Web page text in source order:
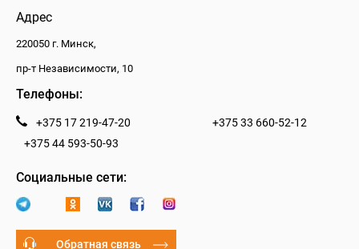
Адрес
220050 г. Минск,
пр-т Независимости, 10
Телефоны:
+375 17 219-47-20
+375 33 660-52-12
+375 44 593-50-93
Социальные сети:
Обратная связь